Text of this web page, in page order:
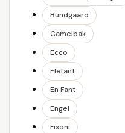
Bundgaard
Camelbak
Ecco
Elefant
En Fant
Engel
Fixoni